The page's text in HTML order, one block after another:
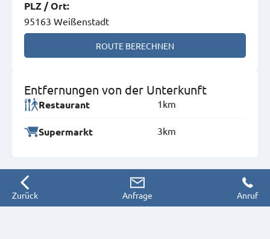
PLZ /Ort:
95163 Weißenstadt
ROUTE BERECHNEN
Entfernungen von der Unterkunft
Restaurant 1km
Supermarkt 3km
Zurück Anfrage Anruf